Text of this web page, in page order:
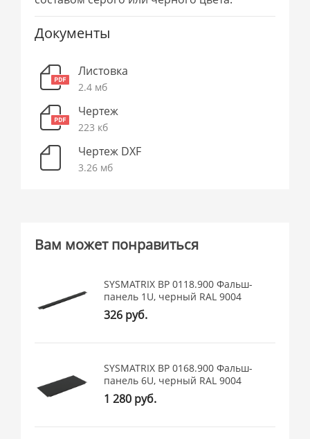
Документы
Листовка
2.4 мб
Чертеж
223 кб
Чертеж DXF
3.26 мб
Вам может понравиться
SYSMATRIX BP 0118.900 Фальш-
панель 1U, черный RAL 9004
326 руб.
SYSMATRIX BP 0168.900 Фальш-
панель 6U, черный RAL 9004
1 280 руб.